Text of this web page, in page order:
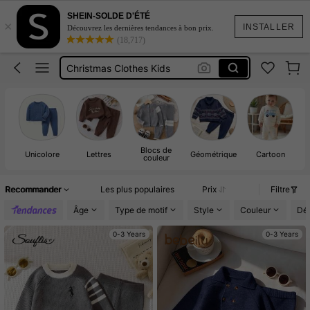
INSTALLER
×
SHEIN-SOLDE D'ÉTÉ
Découvrez les dernières tendances à bon prix.
(18,717)
Bébé Garçon
Christmas Clothes Kids
Sheet Mask
Pantalon Tricoter
Bébé Garçon
Unicolore Lettres Blocs de
couleur Géométrique Cartoon
Recommander Les plus populaires Prix
Filtre
Âge
Type de motif Style Couleur
0-3 Years 0-3 Years